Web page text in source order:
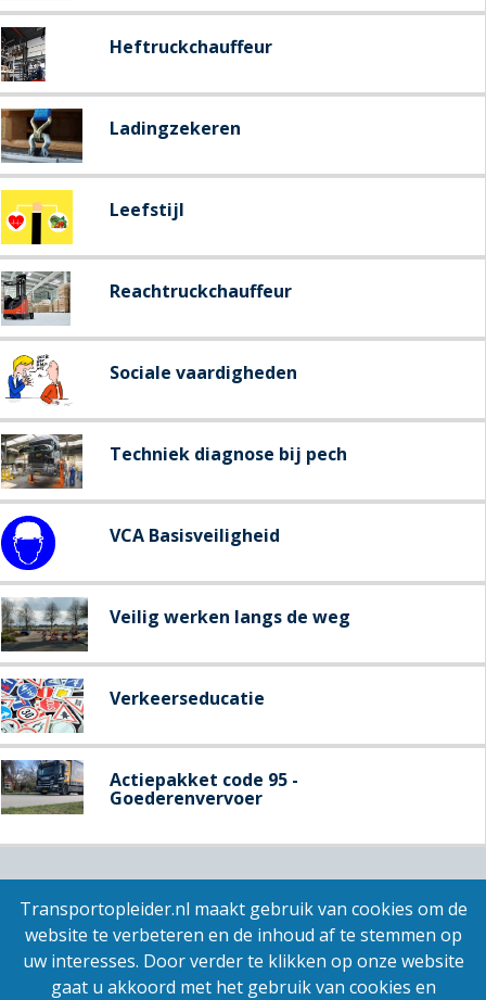
Transportopleider.nl maakt gebruik van cookies om de
website te verbeteren en de inhoud af te stemmen op
uw interesses. Door verder te klikken op onze website
gaat u akkoord met het gebruik van cookies en
Heftruckchauffeur
Ladingzekeren
Leefstijl
Reachtruckchauffeur
Sociale vaardigheden
Techniek diagnose bij pech
VCA Basisveiligheid
Veilig werken langs de weg
Verkeerseducatie
Actiepakket code 95 -
Goederenvervoer
Contact